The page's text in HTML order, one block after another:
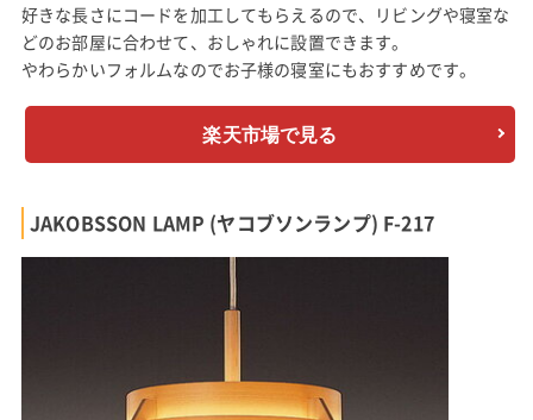
好きな長さにコードを加工してもらえるので、リビングや寝室な
どのお部屋に合わせて、おしゃれに設置できます。
やわらかいフォルムなのでお子様の寝室にもおすすめです。
楽天市場で見る
JAKOBSSON LAMP (ヤコブソンランプ) F-217